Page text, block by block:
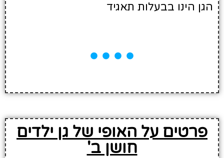
הגן הינו בבעלות תאגיד
פרטים על האופי של גן ילדים
חושן ב'